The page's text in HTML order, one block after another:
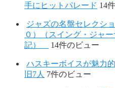
手にヒットパレード 14
ジャズの名盤セレクシ
０）（スイング・ジャ
記）
14件のビュー
ハスキーボイスが魅力
旧7人 7件のビュー